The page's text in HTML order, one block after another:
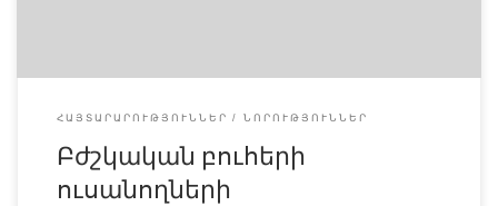
ՀԱՅՏԱՐԱՐՈՒԹՅՈՒՆՆԵՐ ՆՈՐՈՒԹՅՈՒՆՆԵՐ
Բժշկական բուհերի
ուսանողների